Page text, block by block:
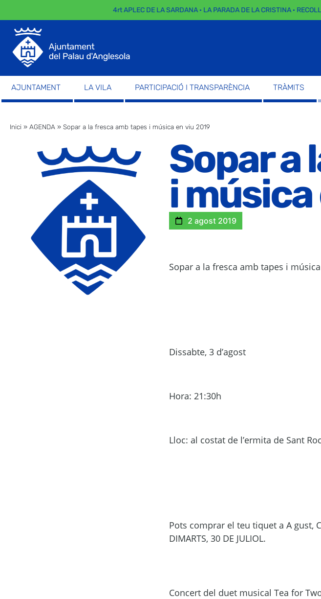
4rt APLEC DE LA SARDANA · LA PARADA DE LA CRISTINA ·
AJUNTAMENT LA VILA PARTICIPACIÓ I TRANSPARÈNCIA TRÀMITS
Inici » AGENDA » Sopar a la fresca amb tapes i música en viu 2019
Sopar a
i
2 agost 2019
Sopar a la fresca amb tapes i
Dissabte, 3 d’agost
Hora: 21:30h
Lloc: al costat de l’ermita de Sant
Pots comprar el teu tiquet a A gust,
DIMARTS, 30 DE JULIOL.
Concert del duet musical Tea for